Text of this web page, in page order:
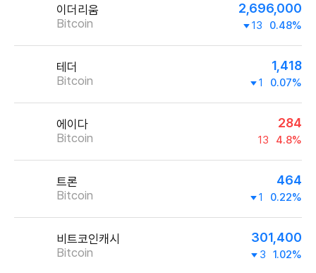
이더리움
Bitcoin
2,696,000
13 0.48%
테더
Bitcoin
1,418
1 0.07%
에이다
Bitcoin
284
13 4.8%
트론
Bitcoin
464
1 0.22%
비트코인캐시
Bitcoin
301,400
3 1.02%